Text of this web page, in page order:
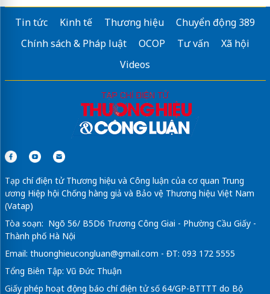
Tin tức Kinh tế Thương hiệu
Chuyển động 389
Chính sách & Pháp luật
OCOP Tư vấn
Xã hội
Videos
Tạp chí điện tử Thương hiệu và Công luận của cơ quan Trung
ương Hiệp hội Chống hàng giả và Bảo vệ Thương hiệu Việt Nam
(Vatap)
Tòa soạn: Ngõ 56/ B5D6 Trương Công Giai - Phường Cầu Giấy -
Thành phố Hà Nội
Email: thuonghieucongluan@gmail.com - ĐT: 093 172 5555
Tổng Biên Tập: Vũ Đức Thuận
Giấy phép hoạt động báo chí điện tử số 64/GP-BTTTT do Bộ